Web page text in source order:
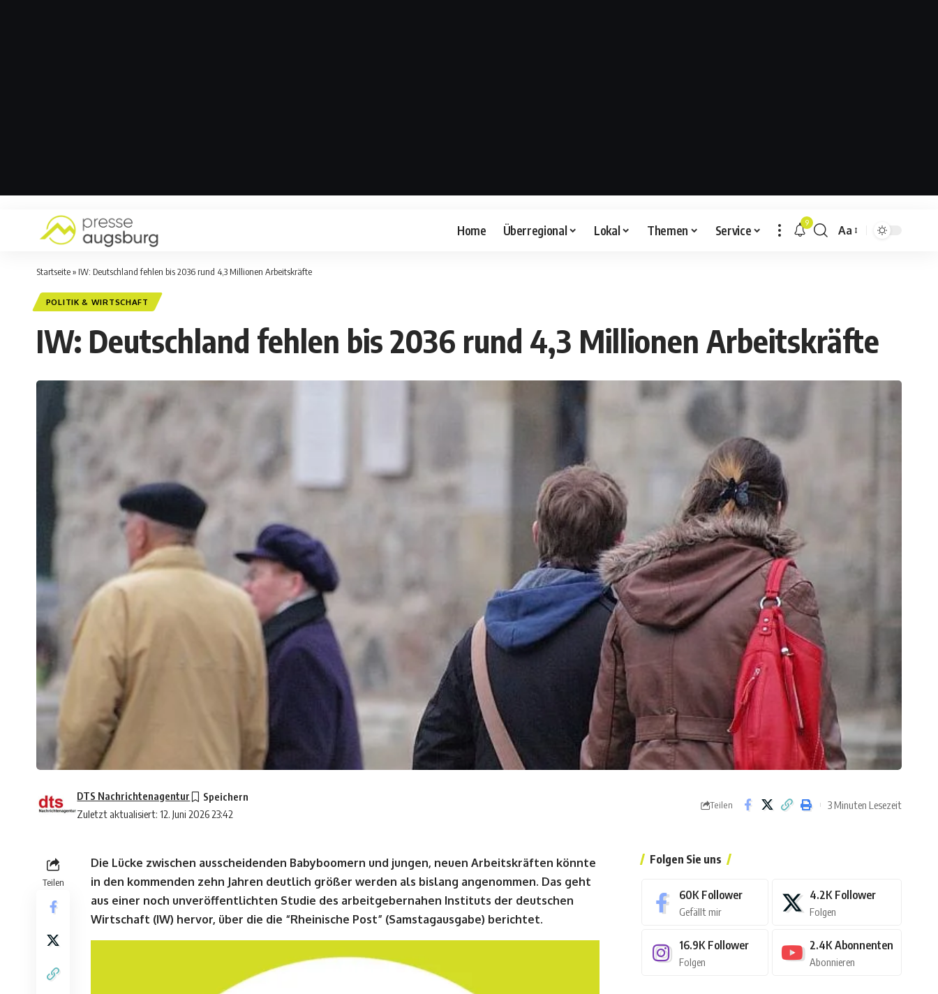
Home Überregional Lokal Themen Service 9
Aa
Startseite» IW: Deutschland fehlen bis 2036 rund 4,3 Millionen Arbeitskräfte
POLITIK & WIRTSCHAFT
IW: Deutschland fehlen bis 2036 rund 4,3 Millionen Arbeitskräfte
Zuletzt aktualisiert: 12. Juni 2026 23:42
DTS Nachrichtenagentur
Teilen 3 Minuten Lesezeit
Teilen
Die Lücke zwischen ausscheidenden Babyboomern und jungen, neuen Arbeitskräften könnte
in den kommenden zehn Jahren deutlich größer werden als bislang angenommen. Das geht
aus einer noch unveröffentlichten Studie des arbeitgebernahen Instituts der deutschen
Wirtschaft (IW) hervor, über die die “Rheinische Post” (Samstagausgabe) berichtet.
Folgen Sie uns
60K Follower
Gefällt mir
4.2K Follower
Folgen
16.9K Follower
Folgen
2.4K Abonnenten
Abonnieren